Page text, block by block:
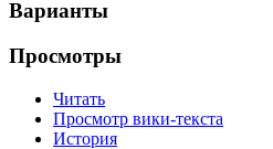
Варианты
Просмотры
Читать
Просмотр вики-текста
История